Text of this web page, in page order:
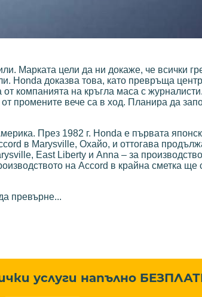
Марката цели да ни докаже, че всички
Honda доказва това, като превръща
компанията на кръгла маса с
промените вече са в ход. Планира да
През 1982 г. Honda е първата
в Marysville, Охайо, и оттогава
East Liberty и Anna – за
на Accord в крайна сметка ще
превърне...
услуги напълно